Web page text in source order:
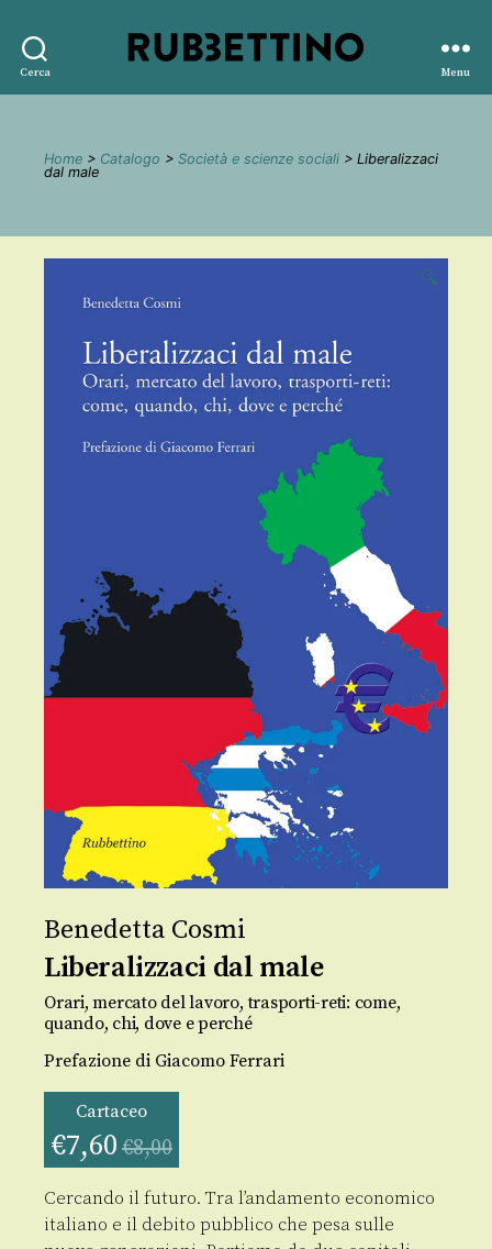
Cerca
editore
Menu
Home > Catalogo > Società e scienze sociali > Liberalizzaci
dal male
🔍
Benedetta Cosmi
Liberalizzaci dal male
Orari, mercato del lavoro, trasporti-reti: come,
quando, chi, dove e perché
Prefazione di Giacomo Ferrari
Cartaceo
€7,60 €8,00
Cercando il futuro. Tra l’andamento economico
italiano e il debito pubblico che pesa sulle